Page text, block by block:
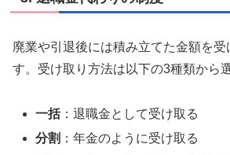
廃業や引退後には積み立てた金額を受
す。受け取り方法は以下の3種類から
一括：退職金として受け取る
分割 ：年金のように受け取る